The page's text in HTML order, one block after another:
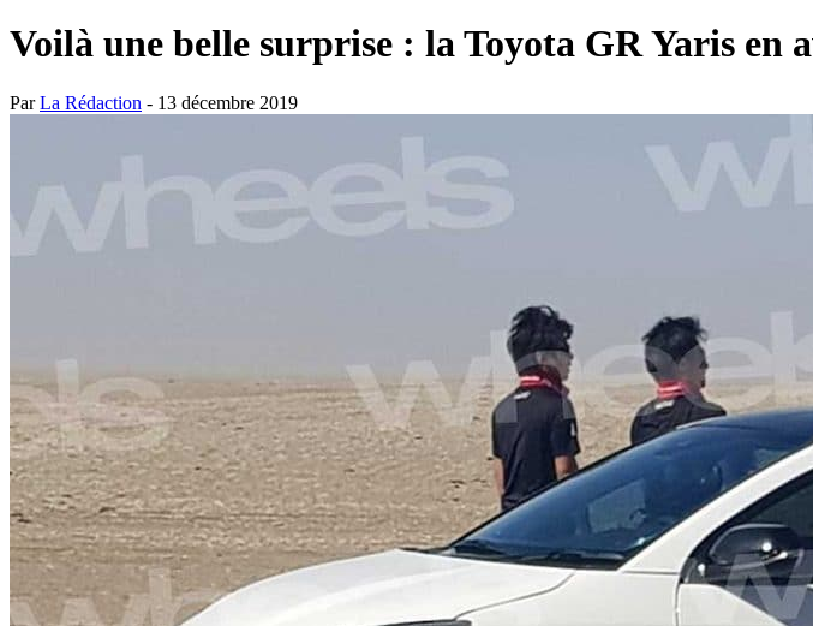
Voilà une belle surprise : la Toyota GR Yaris en
ParLa Rédaction - 13 décembre 2019